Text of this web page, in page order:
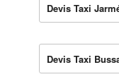
Devis Taxi
Devis Taxi